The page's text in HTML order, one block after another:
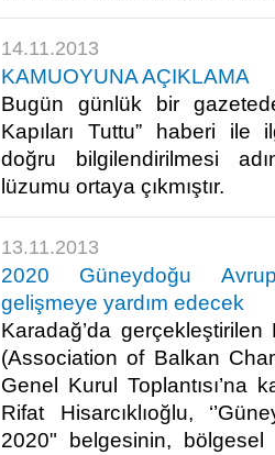
14.11.2013
KAMUOYUNA AÇIKLAMA
Bugün günlük bir
Kapıları Tuttu” haberi ile
doğru bilgilendirilmesi
lüzumu ortaya çıkmıştır.​
13.11.2013
2020 Güneydoğu
gelişmeye yardım edecek
Karadağ’da gerçekleştirilen
(Association of Balkan
Genel Kurul Toplantısı’na
Rifat Hisarcıklıoğlu,
2020" belgesinin,